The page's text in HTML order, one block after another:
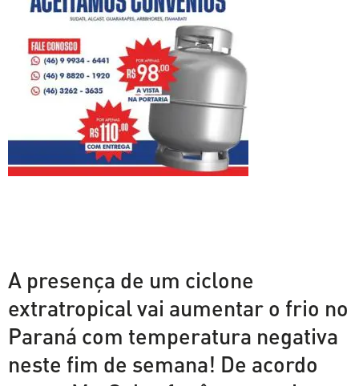
A presença de um ciclone
extratropical vai aumentar o frio no
Paraná com temperatura negativa
neste fim de semana! De acordo